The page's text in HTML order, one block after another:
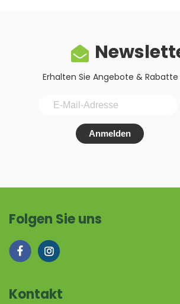
Erhalten Sie Angebote & Rabatte
Anmelden
Folgen Sie uns
Kontakt